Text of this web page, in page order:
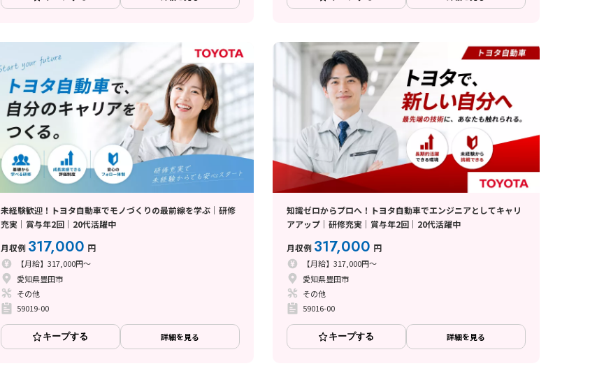
未経験歓迎！トヨタ自動車でモノづくりの最前線を学ぶ│研修
充実│賞与年2回│20代活躍中
月収例 317,000 円
【月給】317,000円～
愛知県豊田市
その他
59019-00
キープする 詳細を見る
知識ゼロからプロへ！トヨタ自動車でエンジニアとしてキャリ
アアップ│研修充実│賞与年2回│20代活躍中
月収例 317,000 円
【月給】317,000円～
愛知県豊田市
その他
59016-00
キープする 詳細を見る